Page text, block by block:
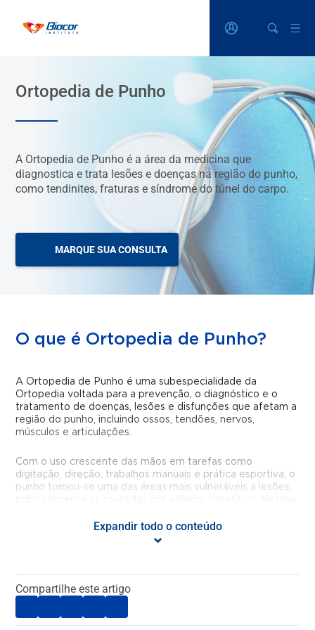
Ortopedia de Punho
A Ortopedia de Punho é a área da medicina que
diagnostica e trata lesões e doenças na região do punho,
como tendinites, fraturas e síndrome do túnel do carpo.
MARQUE SUA CONSULTA
O que é Ortopedia de Punho?
A Ortopedia de Punho é uma subespecialidade da
Ortopedia voltada para a prevenção, o diagnóstico e o
tratamento de doenças, lesões e disfunções que afetam a
região do punho, incluindo ossos, tendões, nervos,
músculos e articulações.
Com o uso crescente das mãos em tarefas como
digitação, direção, trabalhos manuais e prática esportiva, o
punho tornou-se uma das áreas mais vulneráveis a lesões,
punho é essencial para aliviar os sintomas, restaurar os
movimentos e evitar complicações mais graves.
Quais doenças ou condições são
tratadas pela Ortopedia de
Punho?
Expandir todo o conteúdo
Compartilhe este artigo